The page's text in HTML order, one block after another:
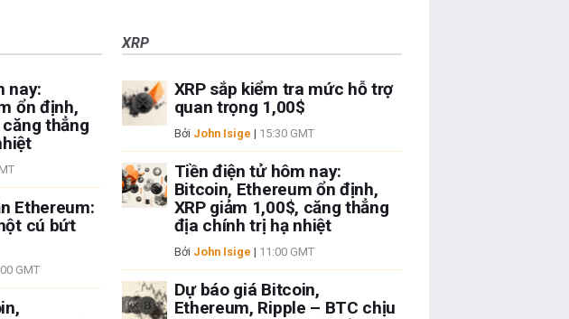
nay:
ổn định,
căng thẳng
Ethereum:
cú bứt
GMT
XRP
XRP sắp kiểm tra mức hỗ trợ
quan trọng 1,00$
Bởi John Isige | 15:30 GMT
Tiền điện tử hôm nay:
Bitcoin, Ethereum ổn định,
XRP giảm 1,00$, căng thẳng
địa chính trị hạ nhiệt
Bởi John Isige | 11:00 GMT
Dự báo giá Bitcoin,
Ethereum, Ripple – BTC chịu